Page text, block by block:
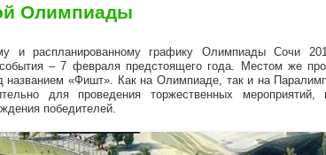
Олимпиады
и распланированному графику Олимпиады Сочи
события – 7 февраля предстоящего года. Местом же
названием «Фишт». Как на Олимпиаде, так и на
для проведения торжественных мероприятий,
победителей.